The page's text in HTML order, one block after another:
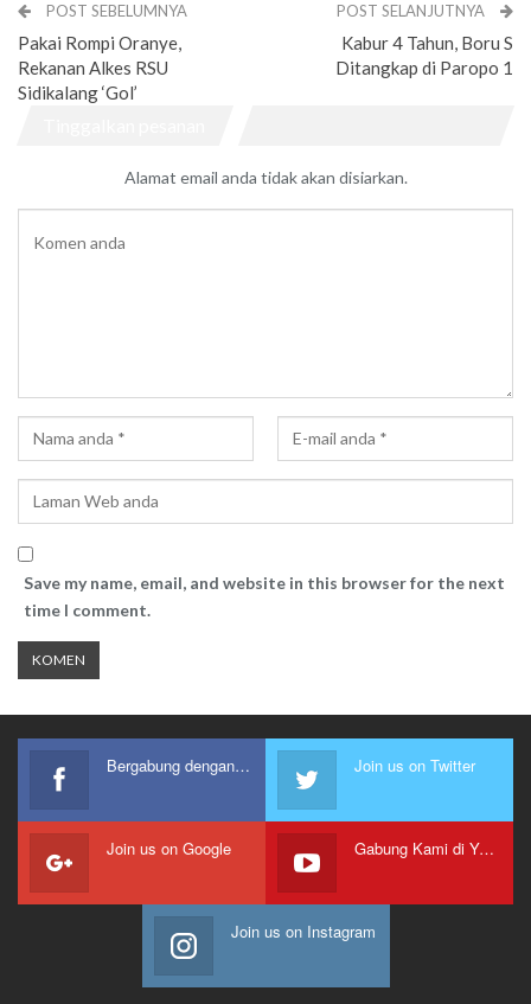
POST SEBELUMNYA
Pakai Rompi Oranye,
Rekanan Alkes RSU
Sidikalang ‘Gol’
POST SELANJUTNYA
Kabur 4 Tahun, Boru S
Ditangkap di Paropo 1
Alamat email anda tidak akan disiarkan.
Save my name, email, and website in this browser for the next
time I comment.
Bergabung dengan kami Join us on Twitter
Join us on Google Gabung Kami di Youtube
Join us on Instagram